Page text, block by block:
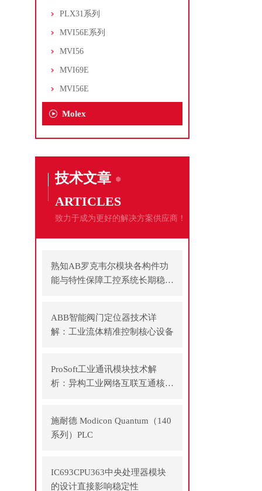
PLX31系列
MVI56E系列
MVI56
MVI69E
MVI56E
Molex
技术文章
ARTICLES
致力于成为更好的解决方案供应商！
熟知AB罗克韦尔模块各构件功
能与特性保障工控系统长期稳定
ABB智能阀门定位器技术详
解：工业流体精准控制核心设备
ProSoft工业通讯模块技术解
析：异构工业网络互联互通核心
施耐德 Modicon Quantum（140
系列）PLC
IC693CPU363中央处理器模块
的设计直接影响稳定性